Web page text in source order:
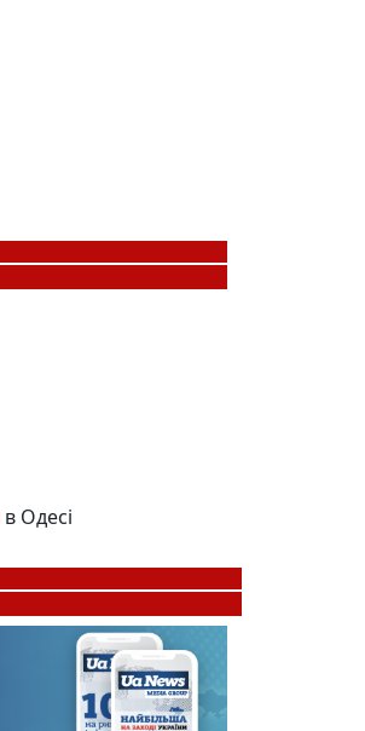
в Одесі